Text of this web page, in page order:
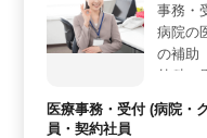
事務・
病院の
の補助
外科、
までの
医療事務・受付 (病院・
員・契約社員